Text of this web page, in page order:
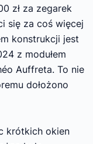
zł za zegarek
się za coś więcej
konstrukcji jest
z modułem
Auffreta. To nie
dołożono
krótkich okien